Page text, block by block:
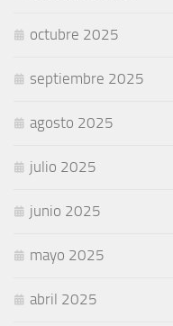
octubre 2025
septiembre 2025
agosto 2025
julio 2025
junio 2025
mayo 2025
abril 2025